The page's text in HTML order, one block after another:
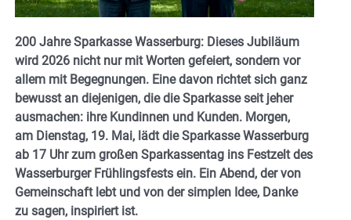
200 Jahre Sparkasse Wasserburg: Dieses Jubiläum
wird 2026 nicht nur mit Worten gefeiert, sondern vor
allem mit Begegnungen. Eine davon richtet sich ganz
bewusst an diejenigen, die die Sparkasse seit jeher
ausmachen: ihre Kundinnen und Kunden. Morgen,
am Dienstag, 19. Mai, lädt die Sparkasse Wasserburg
ab 17 Uhr zum großen Sparkassentag ins Festzelt des
Wasserburger Frühlingsfests ein. Ein Abend, der von
Gemeinschaft lebt und von der simplen Idee, Danke
zu sagen, inspiriert ist.